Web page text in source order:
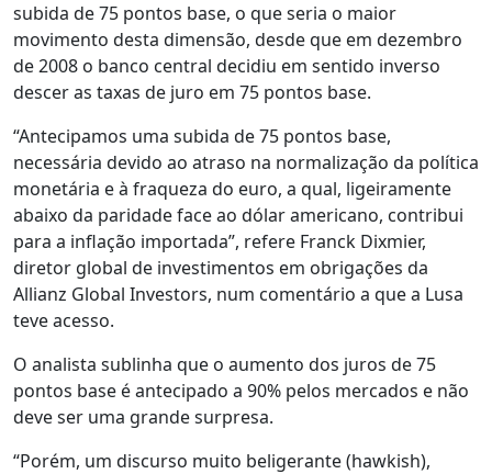
subida de 75 pontos base, o que seria o maior
movimento desta dimensão, desde que em dezembro
de 2008 o banco central decidiu em sentido inverso
descer as taxas de juro em 75 pontos base.
“Antecipamos uma subida de 75 pontos base,
necessária devido ao atraso na normalização da política
monetária e à fraqueza do euro, a qual, ligeiramente
abaixo da paridade face ao dólar americano, contribui
para a inflação importada”, refere Franck Dixmier,
diretor global de investimentos em obrigações da
Allianz Global Investors, num comentário a que a Lusa
teve acesso.
O analista sublinha que o aumento dos juros de 75
pontos base é antecipado a 90% pelos mercados e não
deve ser uma grande surpresa.
“Porém, um discurso muito beligerante (hawkish),